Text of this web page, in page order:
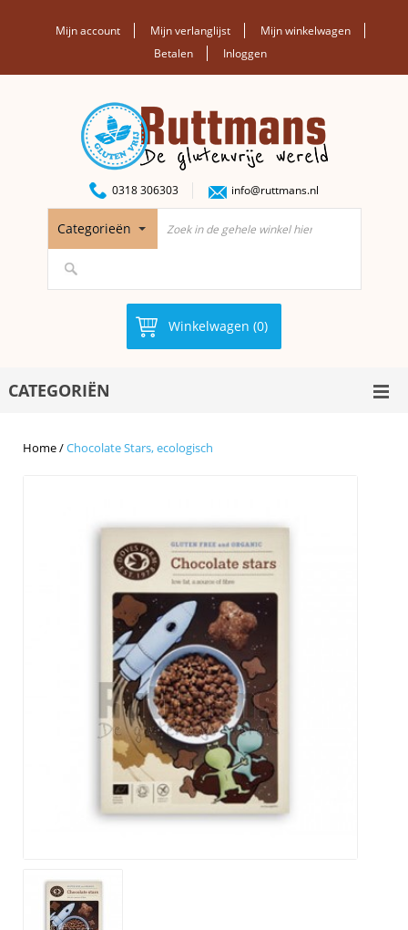
Mijn account Mijn verlanglijst
Mijn winkelwagen
Betalen
Inloggen
0318 306303 info@ruttmans.nl
Categorieën
Winkelwagen (0)
CATEGORIËN
Home/Chocolate Stars, ecologisch